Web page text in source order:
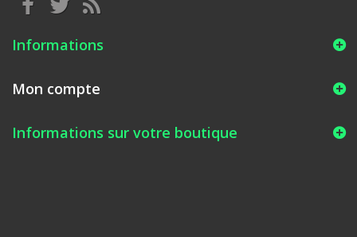
Informations
Mon compte
Informations sur votre boutique